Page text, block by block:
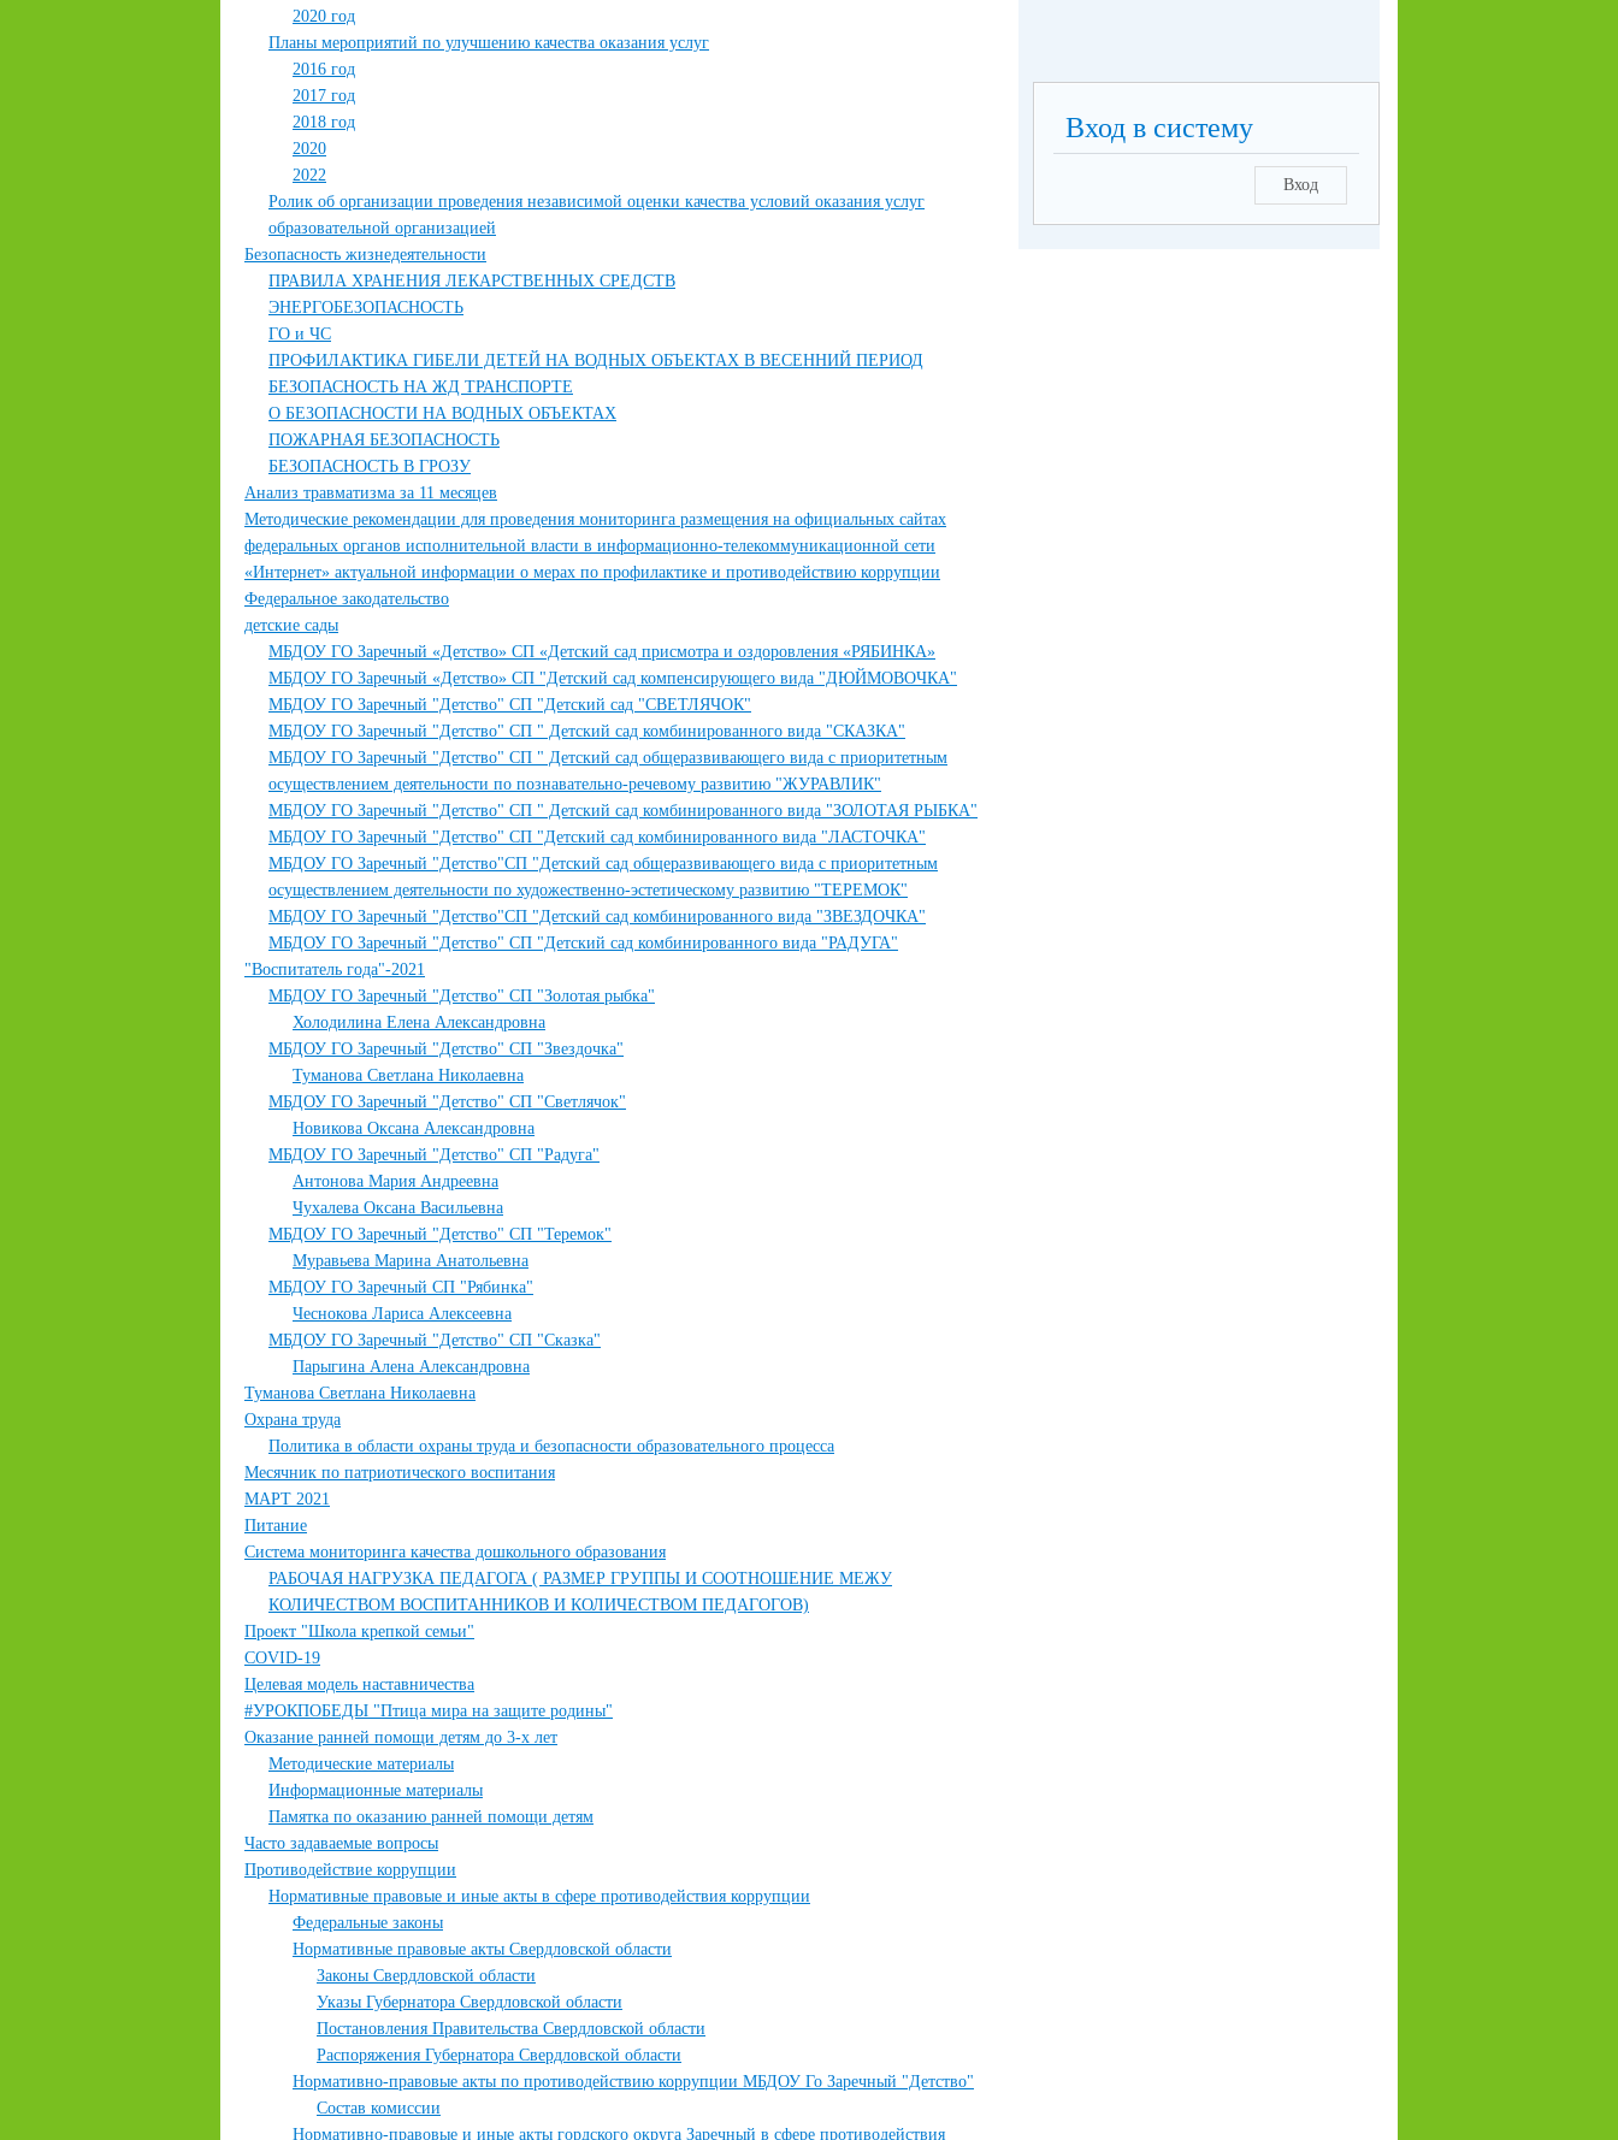
2020 год
Планы мероприятий по улучшению качества оказания услуг
2016 год
2017 год
2018 год
2020
2022
Ролик об организации проведения независимой оценки качества условий оказания услуг
образовательной организацией
Безопасность жизнедеятельности
ПРАВИЛА ХРАНЕНИЯ ЛЕКАРСТВЕННЫХ СРЕДСТВ
ЭНЕРГОБЕЗОПАСНОСТЬ
ГО и ЧС
ПРОФИЛАКТИКА ГИБЕЛИ ДЕТЕЙ НА ВОДНЫХ ОБЪЕКТАХ В ВЕСЕННИЙ ПЕРИОД
БЕЗОПАСНОСТЬ НА ЖД ТРАНСПОРТЕ
О БЕЗОПАСНОСТИ НА ВОДНЫХ ОБЪЕКТАХ
ПОЖАРНАЯ БЕЗОПАСНОСТЬ
БЕЗОПАСНОСТЬ В ГРОЗУ
Анализ травматизма за 11 месяцев
Методические рекомендации для проведения мониторинга размещения на официальных сайтах
федеральных органов исполнительной власти в информационно-телекоммуникационной сети
«Интернет» актуальной информации о мерах по профилактике и противодействию коррупции
Федеральное закодательство
детские сады
МБДОУ ГО Заречный «Детство» СП «Детский сад присмотра и оздоровления «РЯБИНКА»
МБДОУ ГО Заречный «Детство» СП "Детский сад компенсирующего вида "ДЮЙМОВОЧКА"
МБДОУ ГО Заречный "Детство" СП "Детский сад "СВЕТЛЯЧОК"
МБДОУ ГО Заречный "Детство" СП " Детский сад комбинированного вида "СКАЗКА"
МБДОУ ГО Заречный "Детство" СП " Детский сад общеразвивающего вида с приоритетным
осуществлением деятельности по познавательно-речевому развитию "ЖУРАВЛИК"
МБДОУ ГО Заречный "Детство" СП " Детский сад комбинированного вида "ЗОЛОТАЯ РЫБКА"
МБДОУ ГО Заречный "Детство" СП "Детский сад комбинированного вида "ЛАСТОЧКА"
МБДОУ ГО Заречный "Детство"СП "Детский сад общеразвивающего вида с приоритетным
осуществлением деятельности по художественно-эстетическому развитию "ТЕРЕМОК"
МБДОУ ГО Заречный "Детство"СП "Детский сад комбинированного вида "ЗВЕЗДОЧКА"
МБДОУ ГО Заречный "Детство" СП "Детский сад комбинированного вида "РАДУГА"
"Воспитатель года"-2021
МБДОУ ГО Заречный "Детство" СП "Золотая рыбка"
Холодилина Елена Александровна
МБДОУ ГО Заречный "Детство" СП "Звездочка"
Туманова Светлана Николаевна
МБДОУ ГО Заречный "Детство" СП "Светлячок"
Новикова Оксана Александровна
МБДОУ ГО Заречный "Детство" СП "Радуга"
Антонова Мария Андреевна
Чухалева Оксана Васильевна
МБДОУ ГО Заречный "Детство" СП "Теремок"
Муравьева Марина Анатольевна
МБДОУ ГО Заречный СП "Рябинка"
Чеснокова Лариса Алексеевна
МБДОУ ГО Заречный "Детство" СП "Сказка"
Парыгина Алена Александровна
Туманова Светлана Николаевна
Охрана труда
Политика в области охраны труда и безопасности образовательного процесса
Месячник по патриотического воспитания
МАРТ 2021
Питание
Система мониторинга качества дошкольного образования
РАБОЧАЯ НАГРУЗКА ПЕДАГОГА ( РАЗМЕР ГРУППЫ И СООТНОШЕНИЕ МЕЖУ
КОЛИЧЕСТВОМ ВОСПИТАННИКОВ И КОЛИЧЕСТВОМ ПЕДАГОГОВ)
Проект "Школа крепкой семьи"
COVID-19
Целевая модель наставничества
#УРОКПОБЕДЫ "Птица мира на защите родины"
Оказание ранней помощи детям до 3-х лет
Методические материалы
Информационные материалы
Памятка по оказанию ранней помощи детям
Часто задаваемые вопросы
Противодействие коррупции
Нормативные правовые и иные акты в сфере противодействия коррупции
Федеральные законы
Нормативные правовые акты Свердловской области
Законы Свердловской области
Указы Губернатора Свердловской области
Постановления Правительства Свердловской области
Распоряжения Губернатора Свердловской области
Нормативно-правовые акты по противодействию коррупции МБДОУ Го Заречный "Детство"
Состав комиссии
Нормативно-правовые и иные акты гордского округа Заречный в сфере противодействия
Вход в систему
Вход